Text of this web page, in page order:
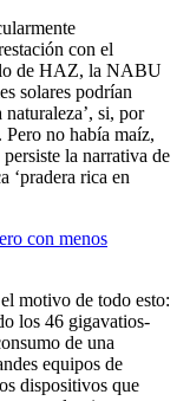
con el
de HAZ, la NABU
solares podrían
si, por
no había maíz,
la narrativa de
‘pradera rica en
con menos
motivo de todo esto:
los 46 gigavatios-
de una
equipos de
dispositivos que